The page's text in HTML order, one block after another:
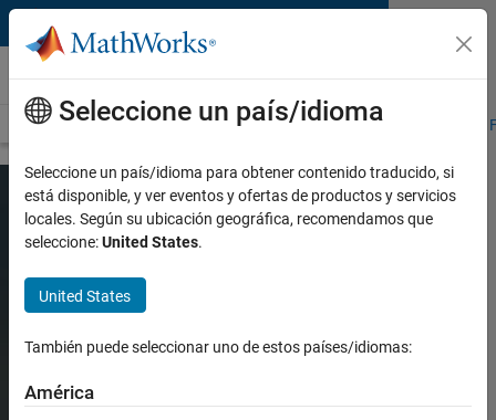
Saltar al contenido
Dispositivos médicos
Visión general Aplicaciones de dispositivos médicos Validación
MATLAB y Simulink para
dispositivos de diagnóstico in
Diseñe, simule y pruebe dispositivos de
diagnóstico in vitro (IVD)
Seleccione un país/idioma
Seleccione un país/idioma para obtener contenido traducido, si
está disponible, y ver eventos y ofertas de productos y servicios
locales. Según su ubicación geográfica, recomendamos que
seleccione:United States.
United States
También puede seleccionar uno de estos países/idiomas:
América